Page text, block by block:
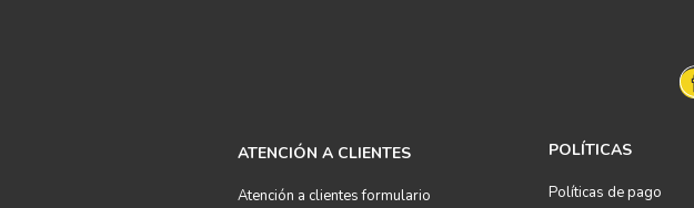
ATENCIÓN A CLIENTES
Atención a clientes formulario
POLÍTICAS
Políticas de pago